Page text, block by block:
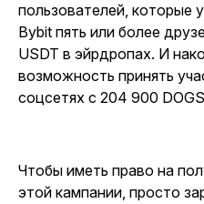
пользователей, которые
Bybit пять или более
USDT в эйрдропах. И
возможность принять
соцсетях с 204 900
Чтобы иметь право на
этой кампании, просто